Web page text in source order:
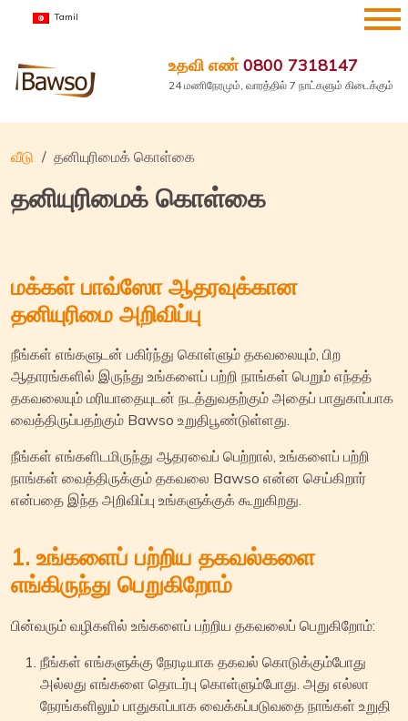
உள்ளடக்கத்திற்கு
Tamil
உதவி எண்0800 7318147
24 மணிநேரமும், வாரத்தில் 7 நாட்களும் கிடைக்கும்
வீடு தனியுரிமைக் கொள்கை
தனியுரிமைக் கொள்கை
மக்கள் பாவ்ஸோ ஆதரவுக்கான
தனியுரிமை அறிவிப்பு
நீங்கள் எங்களுடன் பகிர்ந்து கொள்ளும் தகவலையும், பிற
ஆதாரங்களில் இருந்து உங்களைப் பற்றி நாங்கள் பெறும் எந்தத்
தகவலையும் மரியாதையுடன் நடத்துவதற்கும் அதைப் பாதுகாப்பாக
வைத்திருப்பதற்கும் Bawso உறுதிபூண்டுள்ளது.
நீங்கள் எங்களிடமிருந்து ஆதரவைப் பெற்றால், உங்களைப் பற்றி
நாங்கள் வைத்திருக்கும் தகவலை Bawso என்ன செய்கிறார்
என்பதை இந்த அறிவிப்பு உங்களுக்குக் கூறுகிறது.
1. உங்களைப் பற்றிய தகவல்களை
எங்கிருந்து பெறுகிறோம்
பின்வரும் வழிகளில் உங்களைப் பற்றிய தகவலைப் பெறுகிறோம்:
நீங்கள் எங்களுக்கு நேரடியாக தகவல் கொடுக்கும்போது
அல்லது எங்களை தொடர்பு கொள்ளும்போது. அது எல்லா
நேரங்களிலும் பாதுகாப்பாக வைக்கப்படுவதை நாங்கள் உறுதி